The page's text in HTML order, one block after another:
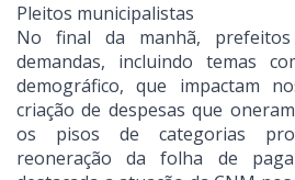
Pleitos municipalistas
No final da manhã, prefeitos
demandas, incluindo temas
demográfico, que impactam
criação de despesas que
os pisos de categorias
reoneração da folha de